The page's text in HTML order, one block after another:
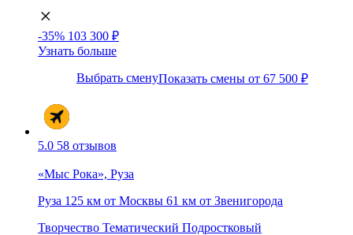
-35% 103 300 ₽
Узнать больше
Выбрать сменуПоказать смены от 67 500 ₽
5.0 58 отзывов
«Мыс Рока», Руза
Руза 125 км от Москвы 61 км от Звенигорода
Творчество Тематический Подростковый